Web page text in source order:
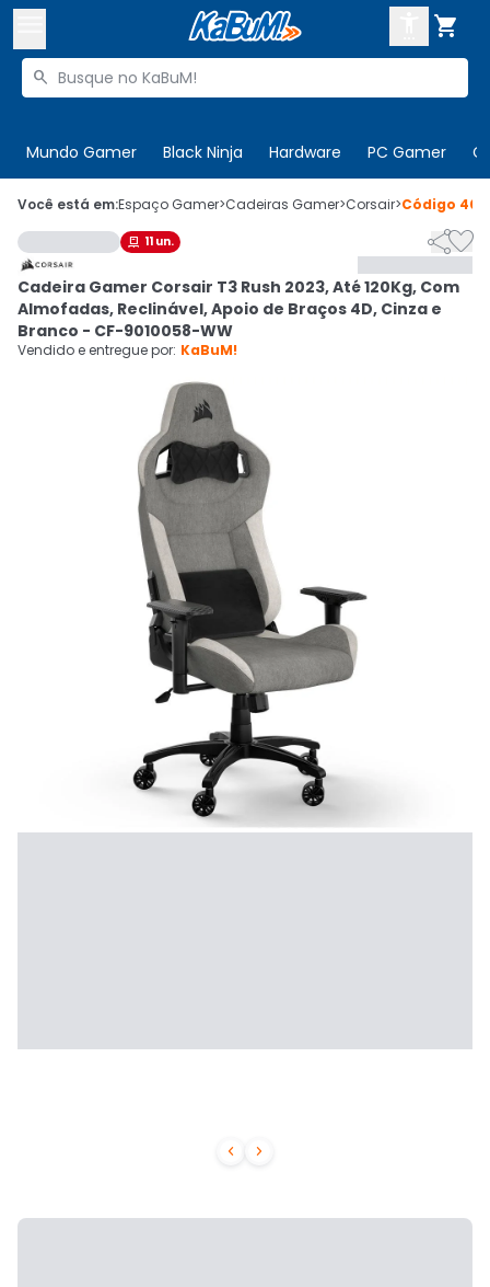

Buscar produtos

Mundo Gamer Black Ninja Hardware PC Gamer
 Olá. Acesse sua conta
 Departamentos
Cupons
Mais Vendidos
Ativar tradutor em libras
CADASTRE-SE
Você está em:Espaço Gamer>Cadeiras Gamer>Corsair>Código
 
 11 un. 
Cadeira Gamer Corsair T3 Rush 2023, Até 120Kg, Com
Almofadas, Reclinável, Apoio de Braços 4D, Cinza e
Branco - CF-9010058-WW
Vendido e entregue por: KaBuM!